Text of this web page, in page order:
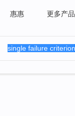
惠惠 更多产品